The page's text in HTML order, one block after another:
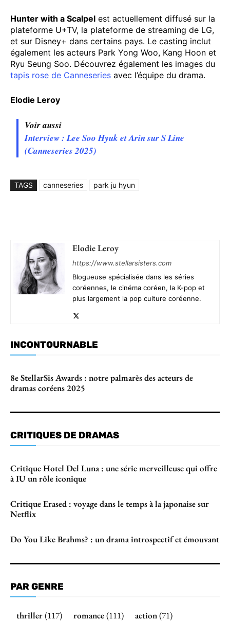
Hunter with a Scalpel est actuellement diffusé sur la
plateforme U+TV, la plateforme de streaming de LG,
et sur Disney+ dans certains pays. Le casting inclut
également les acteurs Park Yong Woo, Kang Hoon et
Ryu Seung Soo. Découvrez également les images du
tapis rose de Canneseries avec l’équipe du drama.
Elodie Leroy
Voir aussi
Interview : Lee Soo Hyuk et Arin sur S Line
(Canneseries 2025)
TAGS canneseries park ju hyun
Elodie Leroy
https://www.stellarsisters.com
Blogueuse spécialisée dans les séries
coréennes, le cinéma coréen, la K-pop et
plus largement la pop culture coréenne.
INCONTOURNABLE
8e StellarSis Awards : notre palmarès des acteurs de
dramas coréens 2025
CRITIQUES DE DRAMAS
Critique Hotel Del Luna : une série merveilleuse qui offre
à IU un rôle iconique
Critique Erased : voyage dans le temps à la japonaise sur
Netflix
Do You Like Brahms? : un drama introspectif et émouvant
PAR GENRE
thriller(117) romance(111) action(71)